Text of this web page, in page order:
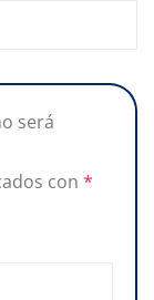
será
con *